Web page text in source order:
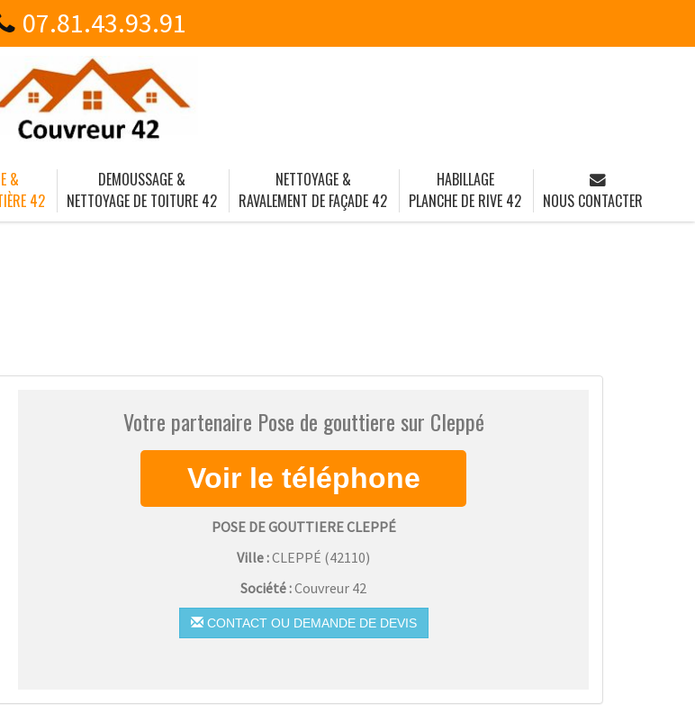
07.81.43.93.91
&
42
DEMOUSSAGE &
NETTOYAGE DE TOITURE 42
NETTOYAGE &
RAVALEMENT DE FAÇADE 42
HABILLAGE
PLANCHE DE RIVE 42
NOUS CONTACTER
Votre partenaire Pose de gouttiere sur Cleppé
POSE DE GOUTTIERE CLEPPÉ
Ville :CLEPPÉ (42110)
Société :Couvreur 42
CONTACT OU DEMANDE DE DEVIS